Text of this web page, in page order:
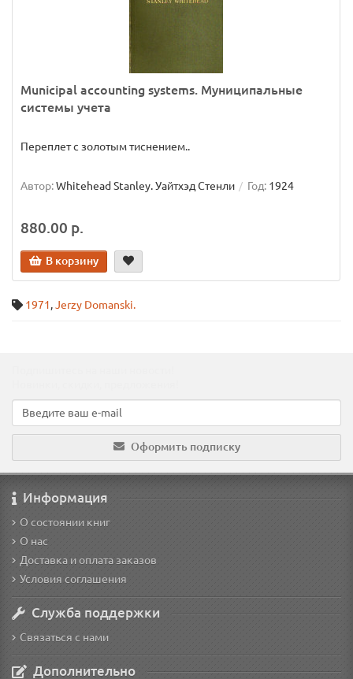
Municipal accounting systems. Муниципальные
системы учета
Переплет с золотым тиснением..
Автор:Whitehead Stanley. Уайтхэд Стенли Год: 1924
880.00 р.
В корзину
1971,Jerzy Domanski.
Оформить подписку
Информация
О состоянии книг
О нас
Доставка и оплата заказов
Условия соглашения
Служба поддержки
Связаться с нами
Дополнительно